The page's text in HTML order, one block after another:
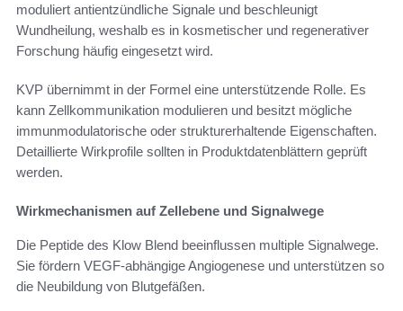
moduliert antientzündliche Signale und beschleunigt
Wundheilung, weshalb es in kosmetischer und regenerativer
Forschung häufig eingesetzt wird.
KVP übernimmt in der Formel eine unterstützende Rolle. Es
kann Zellkommunikation modulieren und besitzt mögliche
immunmodulatorische oder strukturerhaltende Eigenschaften.
Detaillierte Wirkprofile sollten in Produktdatenblättern geprüft
werden.
Wirkmechanismen auf Zellebene und Signalwege
Die Peptide des Klow Blend beeinflussen multiple Signalwege.
Sie fördern VEGF-abhängige Angiogenese und unterstützen so
die Neubildung von Blutgefäßen.